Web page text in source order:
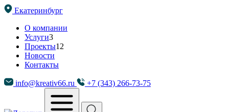
Екатеринбург
О компании
Услуги3
Проекты12
Новости
Контакты
info@kreativ66.ru +7 (343) 266-73-75